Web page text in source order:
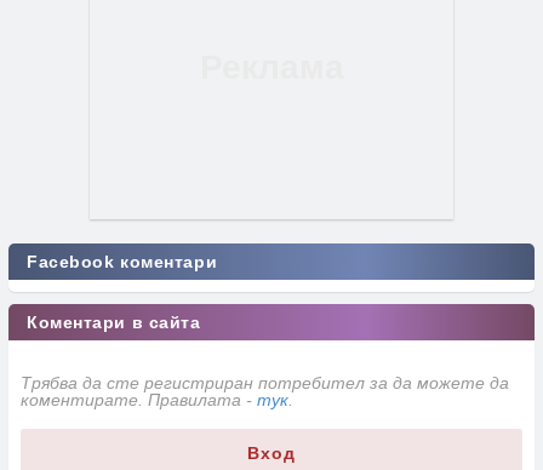
Facebook коментари
Коментари в сайта
Трябва да сте регистриран потребител за да можете да
коментирате. Правилата - тук
Вход